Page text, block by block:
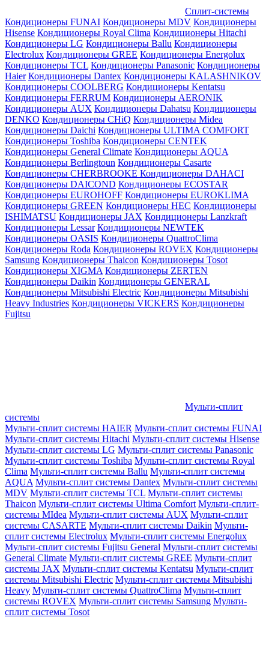
Сплит-системы
Кондиционеры FUNAI Кондиционеры MDV Кондиционеры
Hisense Кондиционеры Royal Clima Кондиционеры Hitachi
Кондиционеры LG Кондиционеры Ballu Кондиционеры
Electrolux Кондиционеры GREE Кондиционеры Energolux
Кондиционеры TCL Кондиционеры Panasonic Кондиционеры
Haier Кондиционеры Dantex Кондиционеры KALASHNIKOV
Кондиционеры СOOLBERG Кондиционеры Kentatsu
Кондиционеры FERRUM Кондиционеры AERONIK
Кондиционеры AUX Кондиционеры Dahatsu Кондиционеры
DENKO Кондиционеры CHiQ Кондиционеры Midea
Кондиционеры Daichi Кондиционеры ULTIMA COMFORT
Кондиционеры Toshiba Кондиционеры CENTEK
Кондиционеры General Climate Кондиционеры AQUA
Кондиционеры Berlingtoun Кондиционеры Casarte
Кондиционеры CHERBROOKE Кондиционеры DAHACI
Кондиционеры DAICOND Кондиционеры ECOSTAR
Кондиционеры EUROHOFF Кондиционеры EUROKLIMA
Кондиционеры GREEN Кондиционеры HEC Кондиционеры
ISHIMATSU Кондиционеры JAX Кондиционеры Lanzkraft
Кондиционеры Lessar Кондиционеры NEWTEK
Кондиционеры OASIS Кондиционеры QuattroClima
Кондиционеры Roda Кондиционеры ROVEX Кондиционеры
Samsung Кондиционеры Thaicon Кондиционеры Tosot
Кондиционеры XIGMA Кондиционеры ZERTEN
Кондиционеры Daikin Кондиционеры GENERAL
Кондиционеры Mitsubishi Electric Кондиционеры Mitsubishi
Heavy Industries Кондиционеры VICKERS Кондиционеры
Fujitsu
Мульти-сплит
системы
Мульти-сплит системы HAIER Мульти-сплит системы FUNAI
Мульти-сплит системы Hitachi Мульти-сплит системы Hisense
Мульти-сплит системы LG Мульти-сплит системы Panasonic
Мульти-сплит системы Toshiba Мульти-сплит системы Royal
Clima Мульти-сплит системы Ballu Мульти-сплит системы
AQUA Мульти-сплит системы Dantex Мульти-сплит системы
MDV Мульти-сплит системы TCL Мульти-сплит системы
Thaicon Мульти-сплит системы Ultima Comfort Мульти-сплит-
системы MIdea Мульти-сплит системы AUX Мульти-сплит
системы CASARTE Мульти-сплит системы Daikin Мульти-
сплит системы Electrolux Мульти-сплит системы Energolux
Мульти-сплит системы Fujitsu General Мульти-сплит системы
General Climate Мульти-сплит системы GREE Мульти-сплит
системы JAX Мульти-сплит системы Kentatsu Мульти-сплит
системы Mitsubishi Electric Мульти-сплит системы Mitsubishi
Heavy Мульти-сплит системы QuattroClima Мульти-сплит
системы ROVEX Мульти-сплит системы Samsung Мульти-
сплит системы Tosot